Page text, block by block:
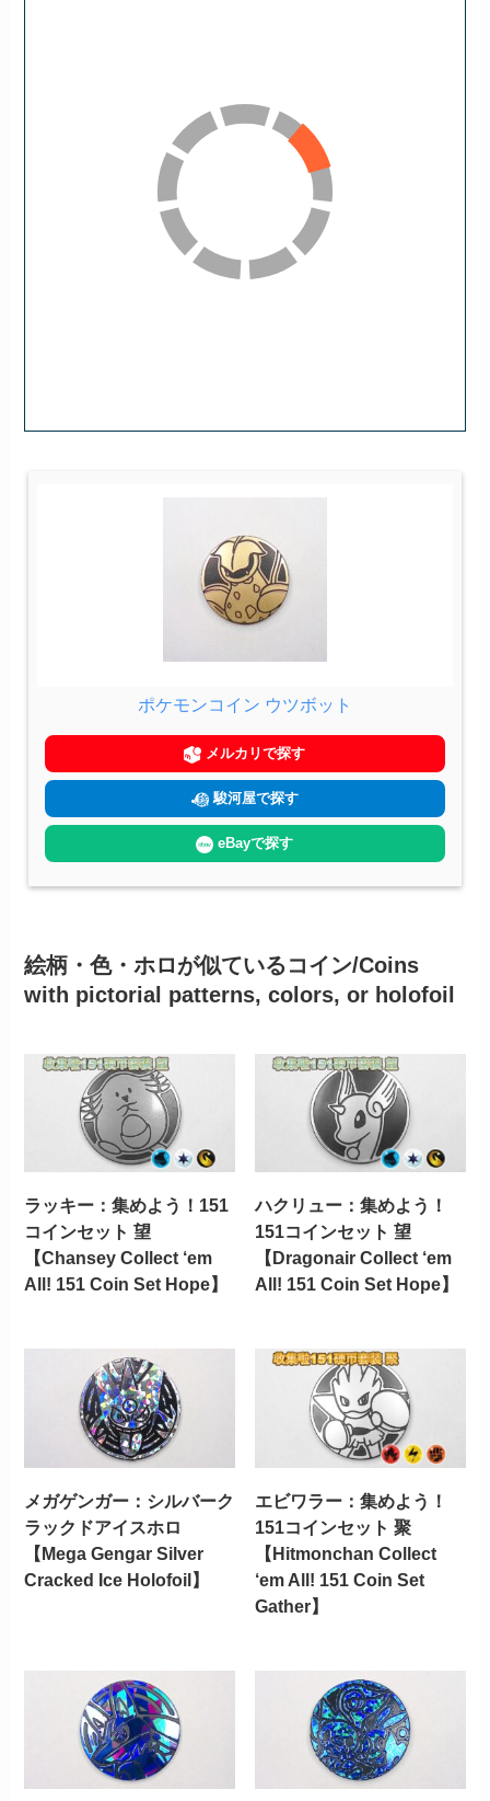
ポケモンコイン ウツボット
メルカリで探す
駿河屋で探す
eBayで探す
絵柄・色・ホロが似ているコイン/Coins
with pictorial patterns, colors, or holofoil
ラッキー：集めよう！151
コインセット 望
【Chansey Collect ‘em
All! 151 Coin Set Hope】
ハクリュー：集めよう！
151コインセット 望
【Dragonair Collect ‘em
All! 151 Coin Set Hope】
メガゲンガー：シルバーク
ラックドアイスホロ
【Mega Gengar Silver
Cracked Ice Holofoil】
エビワラー：集めよう！
151コインセット 聚
【Hitmonchan Collect
‘em All! 151 Coin Set
Gather】